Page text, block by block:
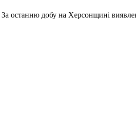
За останню добу на Херсонщині